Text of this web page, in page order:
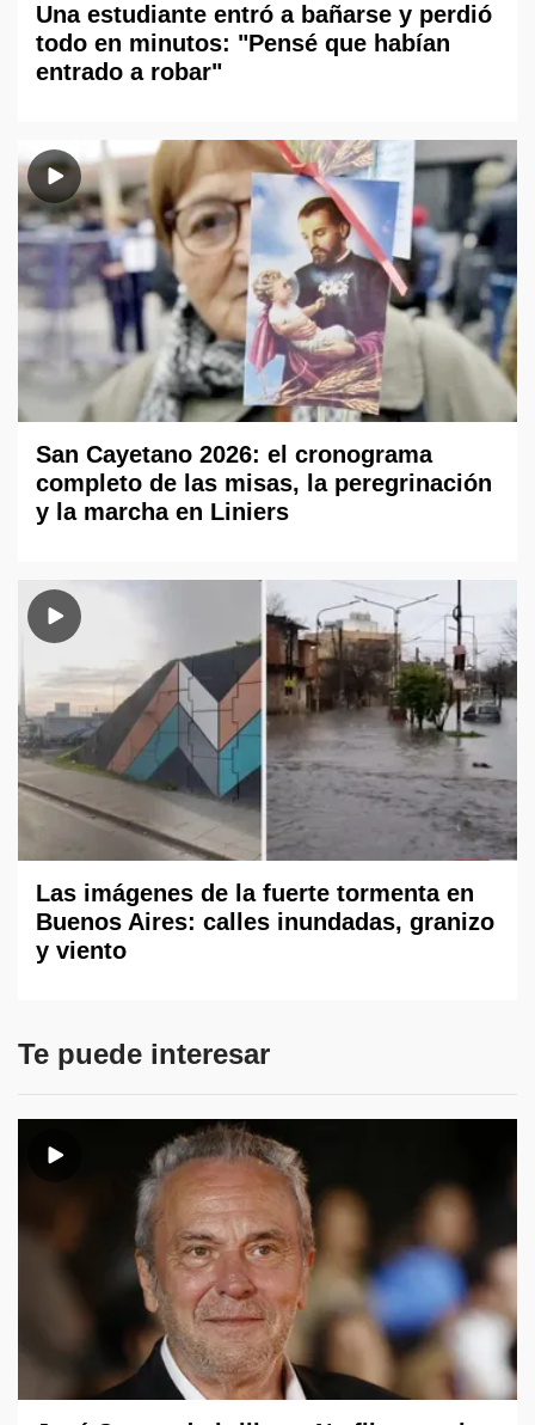
Una estudiante entró a bañarse y perdió
todo en minutos: "Pensé que habían
entrado a robar"
San Cayetano 2026: el cronograma
completo de las misas, la peregrinación
y la marcha en Liniers
Las imágenes de la fuerte tormenta en
Buenos Aires: calles inundadas, granizo
y viento
Te puede interesar